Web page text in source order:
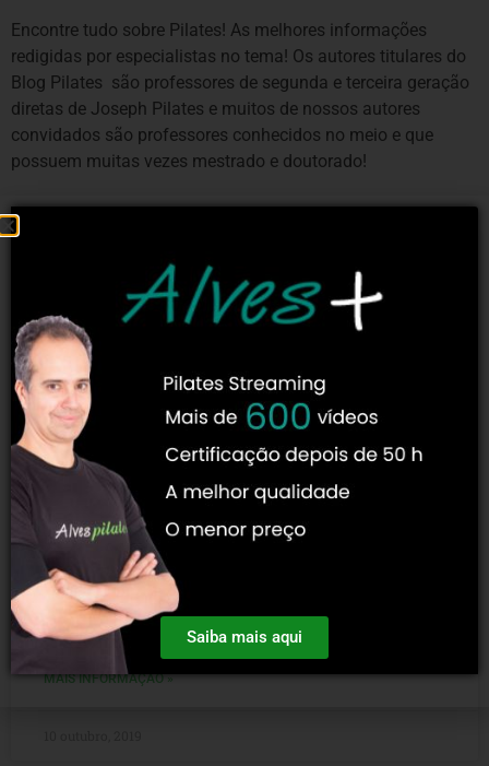
Encontre tudo sobre Pilates! As melhores informações
redigidas por especialistas no tema! Os autores titulares do
Blog Pilates são professores de segunda e terceira geração
diretas de Joseph Pilates e muitos de nossos autores
convidados são professores conhecidos no meio e que
possuem muitas vezes mestrado e doutorado!
Lolita San Miguel
Você sabe quem é Lolita San Miguel? Lolita San Miguel foi
aluna direta de Joseph Pilates e portanto é considerada
uma “elder” do pilates e
MAIS INFORMAÇÃO »
Saiba mais aqui